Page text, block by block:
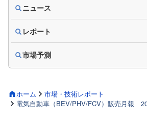
ホーム
市場・技術レポート
電気自動車（BEV/PHV/FCV）販売月報
ニュース
レポート
市場予測